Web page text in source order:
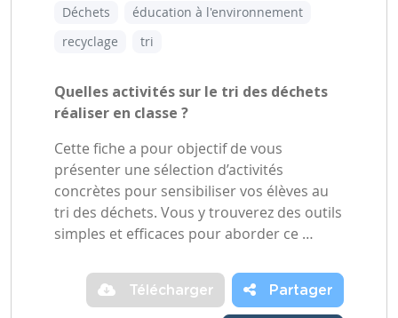
Déchets
éducation à l'environnement
recyclage
tri
Quelles activités sur le tri des déchets
réaliser en classe ?
Cette fiche a pour objectif de vous
présenter une sélection d’activités
concrètes pour sensibiliser vos élèves au
tri des déchets. Vous y trouverez des outils
simples et efficaces pour aborder ce …
Télécharger Partager